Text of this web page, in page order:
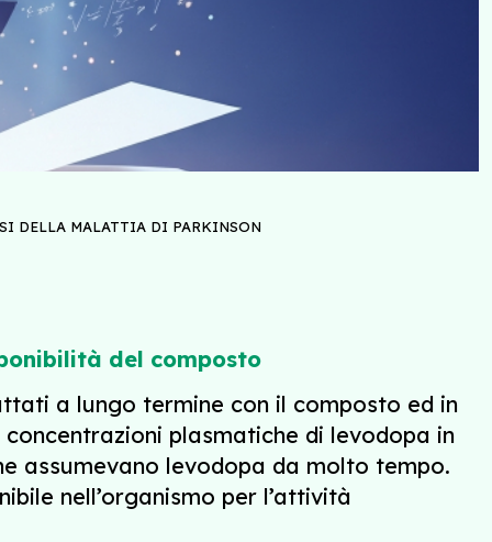
DELLA MALATTIA DI PARKINSON
del composto
a lungo termine con il composto ed in
plasmatiche di levodopa in
assumevano levodopa da molto tempo.
nell’organismo per l’attività